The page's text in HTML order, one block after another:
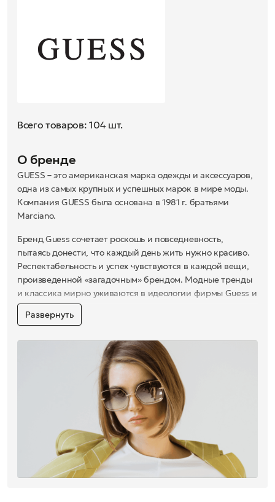
Всего товаров: 104 шт.
О бренде
GUESS – это американская марка одежды и аксессуаров,
одна из самых крупных и успешных марок в мире моды.
Компания GUESS была основана в 1981 г. братьями
Marciano.
Бренд Guess сочетает роскошь и повседневность,
пытаясь донести, что каждый день жить нужно красиво.
Респектабельность и успех чувствуются в каждой вещи,
произведенной «загадочным» брендом. Модные тренды
и классика мирно уживаются в идеологии фирмы Guess и
являются залогом успеха у миллионов клиентов во всем
мире. Сегодня Guess не останавливается на джинсах и
аксессуары, нижнее белье.
Яркий дизайн и передовые технологии выделяют
солнцезащитные очки от Guess на фоне прочих.
Стилеобразующие элементы в духе «ар-нуво» и броская
расцветка оправ коллекции помогут сформировать образ
авантюрно настроенного дерзкого человека, умеющего
ценить яркие моменты жизни и тяготеющего к своего
рода вызывающей элегантности. Возможно, именно этот
аксессуар добавит штрих, сообщающий вашему имиджу
законченность и стиль.
Развернуть